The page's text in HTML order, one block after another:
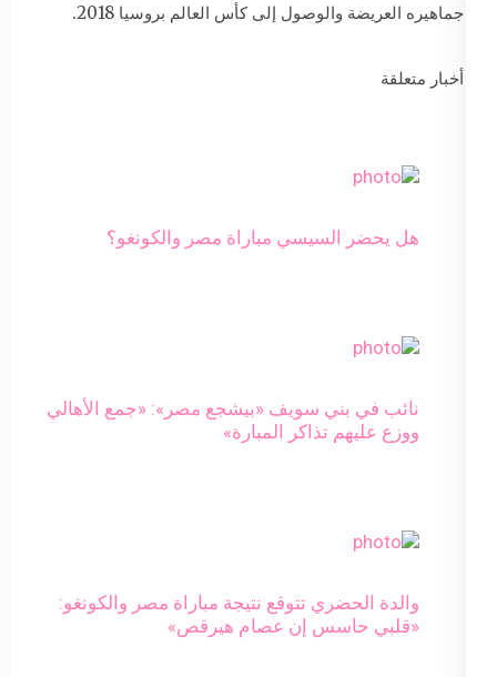
جماهيره العريضة والوصول إلى كأس العالم بروسيا 2018.
أخبار متعلقة
هل يحضر السيسي مباراة مصر والكونغو؟
نائب في بني سويف «بيشجع مصر»: «جمع الأهالي
ووزع عليهم تذاكر المبارة»
​​والدة الحضري تتوقع نتيجة مباراة مصر والكونغو:
«قلبي حاسس إن عصام هيرقص»